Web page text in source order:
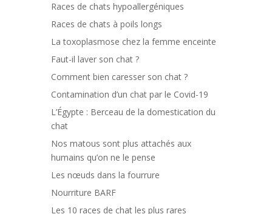
Races de chats hypoallergéniques
Races de chats à poils longs
La toxoplasmose chez la femme enceinte
Faut-il laver son chat ?
Comment bien caresser son chat ?
Contamination d’un chat par le Covid-19
L’Égypte : Berceau de la domestication du
chat
Nos matous sont plus attachés aux
humains qu’on ne le pense
Les nœuds dans la fourrure
Nourriture BARF
Les 10 races de chat les plus rares